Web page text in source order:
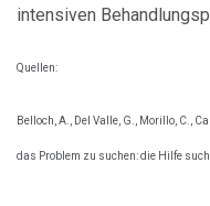
intensiven
Quellen:
Belloch, A., Del Valle, G., Morillo, C.,
das Problem zu suchen: die Hilfe